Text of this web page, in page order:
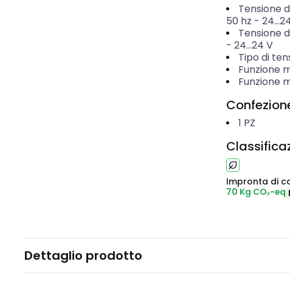
Tensione
50 hz -
Tensione
- 24...24 V
Tipo di
Funzione
Funzione
1 PZ
Impronta di
70 Kg CO₂-eq
Dettaglio prodotto